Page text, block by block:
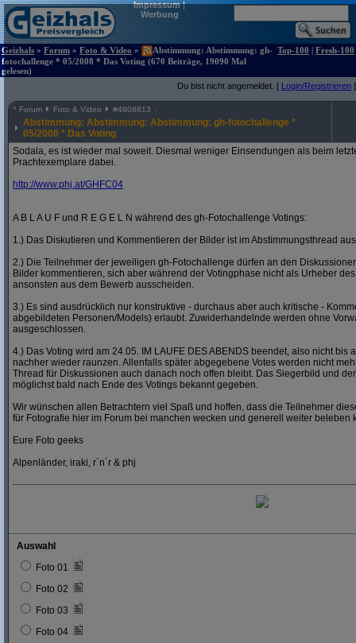
Impressum|
Werbung
Geizhals » Forum » Foto & Video »
Abstimmung: Abstimmung: gh-
fotochallenge * 05/2008 * Das Voting (670 Beiträge, 19090 Mal
gelesen)
Top-100 | Fresh-100
Du bist nicht angemeldet. [ Login/Registrieren ]
^ Forum Foto & Video #4808813
Abstimmung: Abstimmung: Abstimmung: gh-fotochallenge *
05/2008 * Das Voting
Sodala, es ist wieder mal soweit. Diesmal weniger Einsendungen als beim
Prachtexemplare dabei.
http://www.phj.at/GHFC04
A B L A U F und R E G E L N während des gh-Fotochallenge Votings:
1.) Das Diskutieren und Kommentieren der Bilder ist im Abstimmungsthread
2.) Die Teilnehmer der jeweiligen gh-Fotochallenge dürfen an den
Bilder kommentieren, sich aber während der Votingphase nicht als Urheber
ansonsten aus dem Bewerb ausscheiden.
3.) Es sind ausdrücklich nur konstruktive - durchaus aber auch kritische -
abgebildeten Personen/Models) erlaubt. Zuwiderhandelnde werden ohne
ausgeschlossen.
4.) Das Voting wird am 24.05. IM LAUFE DES ABENDS beendet, also nicht bis
nachher wieder raunzen. Allenfalls später abgegebene Votes werden nicht
Thread für Diskussionen auch danach noch offen bleibt. Das Siegerbild und
möglichst bald nach Ende des Votings bekannt gegeben.
Wir wünschen allen Betrachtern viel Spaß und hoffen, dass die Teilnehmer
für Fotografie hier im Forum bei manchen wecken und generell weiter beleben
Eure Foto geeks
Alpenländer, iraki, r´n´r & phj
Auswahl
Foto 01
Foto 02
Foto 03
Foto 04